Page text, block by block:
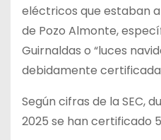
eléctricos que estaban
de Pozo Almonte,
Guirnaldas o “luces
debidamente
Según cifras de la SEC,
2025 se han certificado